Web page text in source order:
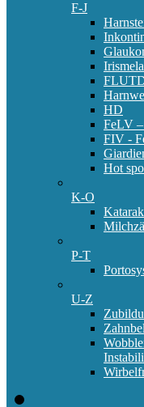
F-J
HD
FeLV
FIV -
Hot
K-O
P-T
U-Z